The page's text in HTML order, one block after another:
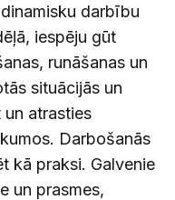
darbību
iespēju gūt
runāšanas un
situācijās un
atrasties
Darbošanās
kā praksi. Galvenie
un prasmes,